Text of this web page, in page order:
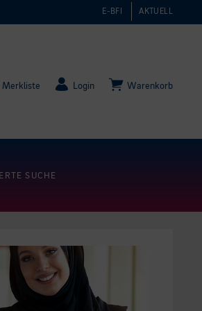
E-BFI AKTUELL
Merkliste Login Warenkorb
SUCHE